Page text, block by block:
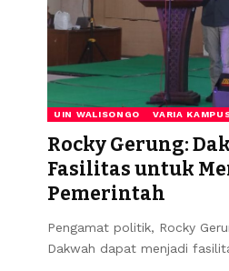
UIN WALISONGO VARIA
Rocky Gerung:
Fasilitas untuk
Pemerintah
Pengamat politik, Rocky
Dakwah dapat menjadi